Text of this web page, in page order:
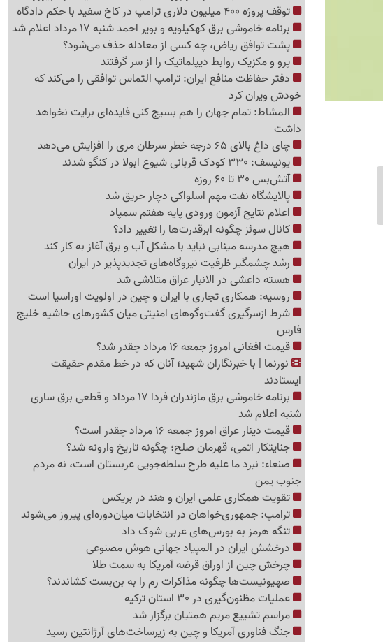
توقف پروژه 400 میلیون دلاری ترامپ در کاخ سفید با حکم دادگاه
برنامه خاموشی برق کهکیلویه و بویر احمد شنبه 17 مرداد اعلام شد
پشت توافق ریاض، چه کسی از معادله حذف می‌شود؟
پرو و مکزیک روابط دیپلماتیک را از سر گرفتند
دفتر حفاظت منافع ایران: ترامپ التماس توافقی را می‌کند که
خودش ویران کرد
المشاط: تمام جهان را هم بسیج کنی فایده‌ای برایت نخواهد
داشت
چای داغ بالای 65 درجه خطر سرطان مری را افزایش می‌دهد
یونیسف: 330 کودک قربانی شیوع ابولا در کنگو شدند
آتش‌بس 30 تا 60 روزه
پالایشگاه نفت مهم اسلواکی دچار حریق شد
اعلام نتایج آزمون ورودی پایه هفتم سمپاد
کانال سوئز چگونه ابرقدرت‌ها را تغییر داد؟
هیچ مدرسه مینابی نباید با مشکل آب و برق آغاز به کار کند
رشد چشمگیر ظرفیت نیروگاه‌های تجدیدپذیر در ایران
هسته داعشی در الانبار عراق متلاشی شد
روسیه: همکاری تجاری با ایران و چین در اولویت اوراسیا است
شرط ازسرگیری گفت‌وگوهای امنیتی میان کشورهای حاشیه خلیج
فارس
قیمت افغانی امروز جمعه 16 مرداد چقدر شد؟
نورنما | با خبرنگاران شهید؛ آنان که در خط مقدم حقیقت
ایستادند
برنامه خاموشی برق مازندران فردا 17 مرداد و قطعی برق ساری
شنبه اعلام شد
قیمت دینار عراق امروز جمعه 16 مرداد چقدر است؟
جنایتکار اتمی، قهرمان صلح؛ چگونه تاریخ وارونه شد؟
صنعاء: نبرد ما علیه طرح سلطه‌جویی عربستان است، نه مردم
جنوب یمن
تقویت همکاری علمی ایران و هند در بریکس
ترامپ: جمهوری‌خواهان در انتخابات میان‌دوره‌ای پیروز می‌شوند
تنگه هرمز به بورس‌های عربی شوک داد
درخشش ایران در المپیاد جهانی هوش مصنوعی
چرخش چین از اوراق قرضه آمریکا به سمت طلا
صهیونیست‌ها چگونه مذاکرات رم را به بن‌بست کشاندند؟
عملیات مظنون‌گیری در 30 استان ترکیه
مراسم تشییع مریم همتیان برگزار شد
جنگ فناوری آمریکا و چین به زیرساخت‌های آرژانتین رسید